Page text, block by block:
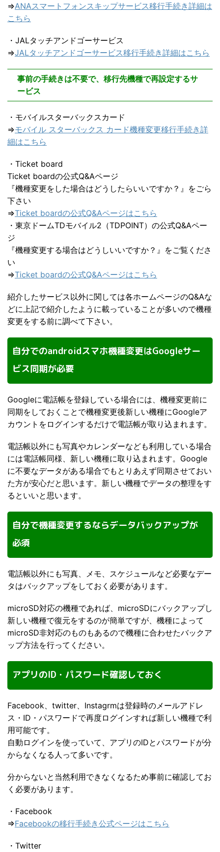
⇒ANAスマートフォンスキップサービス移行手続き詳細は
こちら
・JALタッチアンドゴーサービス
⇒JALタッチアンドゴーサービス移行手続き詳細はこちら
事前の手続きは不要で、移行先機種で再設定するサ
ービス
・モバイルスターバックスカード
⇒モバイル スターバックス カード機種変更移行手続き詳
細はこちら
・Ticket board
Ticket boardの公式Q&Aページ
『機種変更をした場合はどうしたらいいですか？』をごら
下さい
⇒Ticket boardの公式Q&Aページはこちら
・東京ドームTDモバイル2（TDPOINT）の公式Q&Aペー
ジ
『機種変更する場合はどうしいいですか？』をご覧くださ
い
⇒Ticket boardの公式Q&Aページはこちら
紹介したサービス以外に関しては各ホームページのQ&Aな
どに上記で紹介したように載っていることが多いので機種
変更をする前に調べて下さい。
自分でのandroidスマホ機種変更はGoogleサー
ビス同期が必要
Googleに電話帳を登録している場合には、機種変更前に
同期をしておくことで機種変更後新しい機種にGoogleア
カウントをログインするだけで電話帳が取り込まれます。
電話帳以外にも写真やカレンダーなども利用している場合
には電話帳同様、新しい機種に取り込まれます。Google
に不要なデータがある場合でもとりあえず同期させておい
た方が安心だと思います。新しい機種でデータの整理をす
るといいと思います。
自分で機種変更するならデータバックアップが
必須
電話帳以外にも写真、メモ、スケジュールなど必要なデー
タはバックアップをしておく必要があります。
microSD対応の機種であれば、microSDにバックアップし
新しい機種で復元をするのが簡単ですが、機種によって
microSD非対応のものもあるので機種に合わせたバックア
ップ方法を行ってください。
アプリのID・パスワード確認しておく
Facebook、twitter、Instagrmは登録時のメールアドレ
ス・ID・パスワードで再度ログインすれば新しい機種で利
用可能です。
自動ログインを使っていて、アプリのIDとパスワードが分
からなくなる人って多いです。
分からないと当然利用できなくなるため事前に確認してお
く必要があります。
・Facebook
⇒Facebookの移行手続き公式ページはこちら
・Twitter